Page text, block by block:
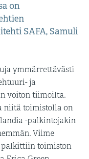
on
SAFA, Samuli
ymmärrettävästi
ja
voiton tiimoilta.
niitä toimistolla on
-palkintojakin
Viime
palkittiin toimiston